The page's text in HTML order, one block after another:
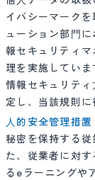
イバシーマーク
ューション部⾨
報セキュリティ
理を実施していま
情報セキュリテ
定し、当該規則に
⼈的安全管理措置
秘密を保持する
た、従業者に対
るeラーニングや